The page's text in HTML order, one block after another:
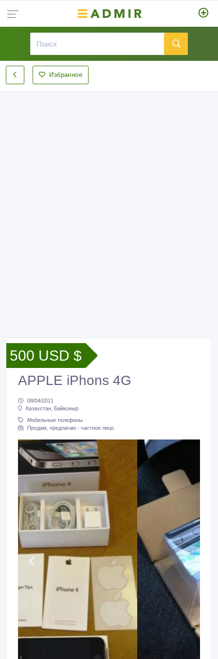
Избранное
500 USD $
APPLE iPhons 4G
08/04/2011
Казахстан, Байконыр
Мобильные телефоны
Продам, предлагаю - частное лицо